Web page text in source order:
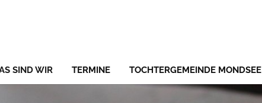
SIND WIR TERMINE TOCHTERGEMEINDE MONDSEE